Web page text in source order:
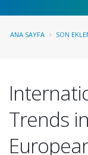
ANA SAYFA SON
Trends